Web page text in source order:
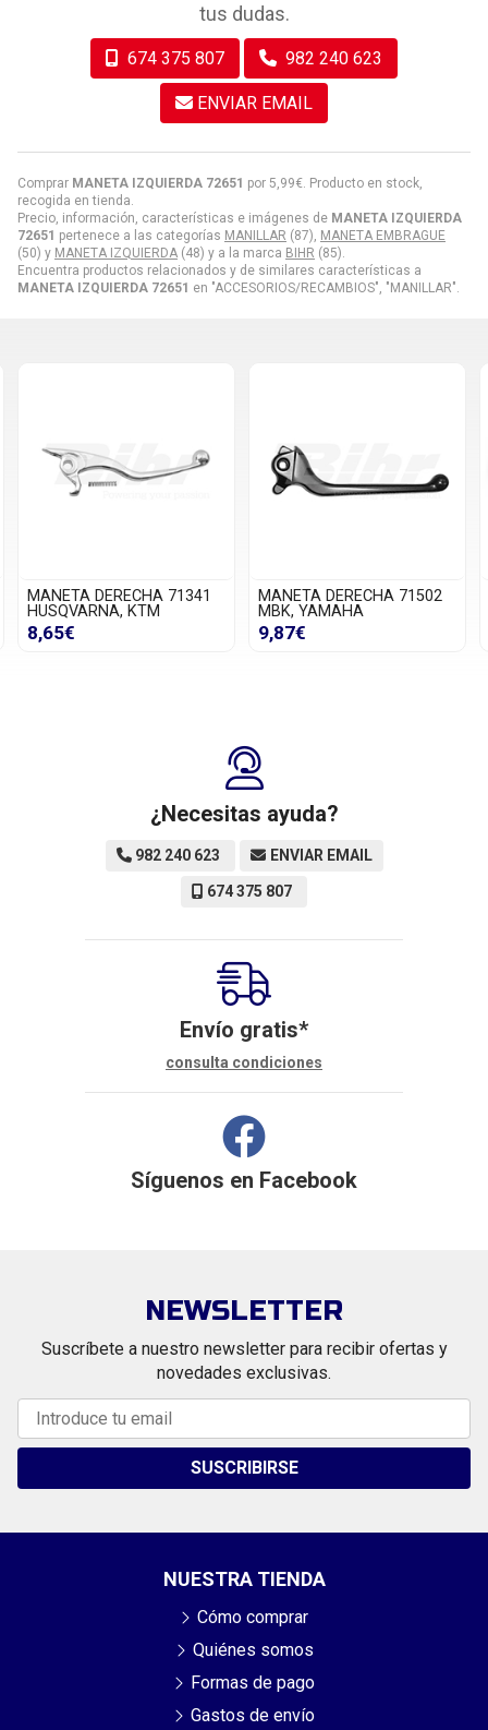
Comprar MANETA IZQUIERDA 72651 por 5,99€ . Producto en stock,
recogida en tienda.
Precio, información, características e imágenes de MANETA IZQUIERDA
72651 pertenece a las categorías MANILLAR (87), MANETA EMBRAGUE
(50) y MANETA IZQUIERDA (48) y a la marca BIHR (85).
Encuentra productos relacionados y de similares características a
MANETA IZQUIERDA 72651 en "ACCESORIOS/RECAMBIOS", "MANILLAR".
tus dudas.
674 375 807 982 240 623
ENVIAR EMAIL
MANETA DERECHA 71341
HUSQVARNA, KTM
8,65€
MANETA DERECHA 71502
MBK, YAMAHA
9,87€
¿Necesitas ayuda?
982 240 623 ENVIAR EMAIL
674 375 807
Envío gratis*
consulta condiciones
Síguenos en Facebook
NEWSLETTER
Suscríbete a nuestro newsletter para recibir ofertas y
novedades exclusivas.
SUSCRIBIRSE
NUESTRA TIENDA
Cómo comprar
Quiénes somos
Formas de pago
Gastos de envío